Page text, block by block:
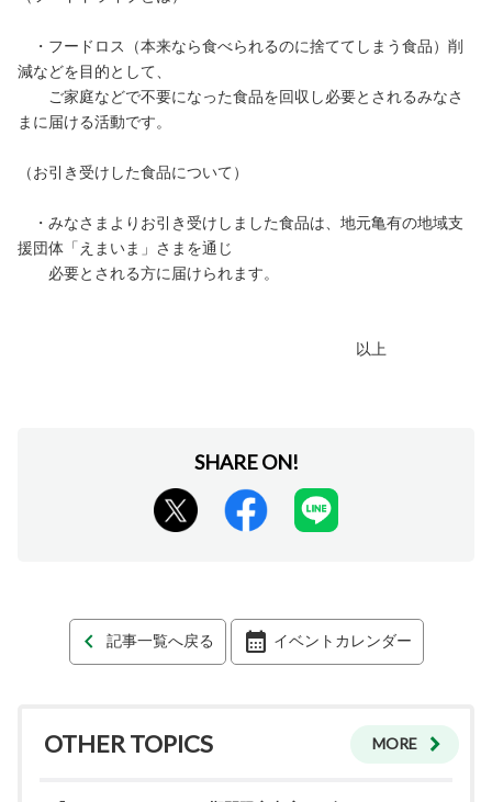
・フードロス（本来なら食べられるのに捨ててしまう食品）削
減などを目的として、
ご家庭などで不要になった食品を回収し必要とされるみなさ
まに届ける活動です。
（お引き受けした食品について）
・みなさまよりお引き受けしました食品は、地元亀有の地域支
援団体「えまいま」さまを通じ
必要とされる方に届けられます。
以上
記事一覧へ戻る イベントカレンダー
OTHER TOPICS MORE